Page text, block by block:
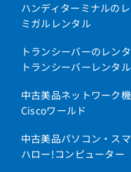
ハンディターミナルの
ミガルレンタル
トランシーバーのレン
トランシーバーレンタ
中古美品ネットワーク
Ciscoワールド
中古美品パソコン・ス
ハロー!コンピューター